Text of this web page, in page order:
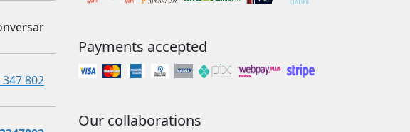
802
Payments accepted
Our collaborations